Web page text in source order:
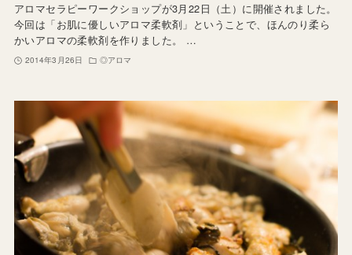
アロマセラピーワークショップが3月22日（土）に開催されました。
今回は「お肌に優しいアロマ柔軟剤」ということで、ほんのり柔ら
かいアロマの柔軟剤を作りました。 …
2014年3月26日 ◎アロマ